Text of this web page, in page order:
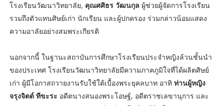
โรงเรียนวัฒนาวิทยาลัย, คุณศศิธร วัฒนกุล ผู้ช่วยผู้จัดการโรงเรียน
รวมถึงตัวแทนศิษย์เก่า นักเรียน และผู้ปกครอง ร่วมกล่าวน้อมแสดง
ความอาลัยอย่างสมพระเกียรติ
นอกจากนี้ ในฐานะสถาบันการศึกษาโรงเรียนประจำหญิงล้วนชั้นนำ
ของประเทศ โรงเรียนวัฒนาวิทยาลัยมีความภาคภูมิใจที่ได้ผลิตศิษย์
เก่า ผู้มีโอกาสถวายงานรับใช้ใต้เบื้องพระยุคลบาท อาทิ ท่านผู้หญิง
จรุงจิตต์ ทีขะระ อดีตนางสนองพระโอษฐ์, อดีตราชเลขานุการ และ